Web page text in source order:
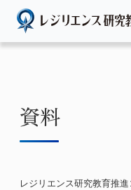
資料
レジリエンス研究教育推